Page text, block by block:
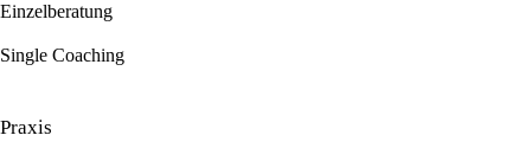
Einzelberatung
Single Coaching
Praxis